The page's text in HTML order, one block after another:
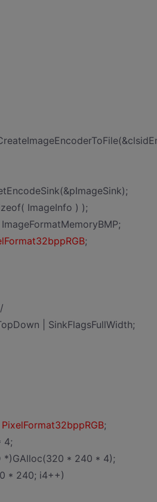
ImageInfo ) );
;
| SinkFlagsFullWidth;
PixelFormat32bppRGB;
4;
*)GAlloc(320 * 240 * 4);
* 240; i4++)